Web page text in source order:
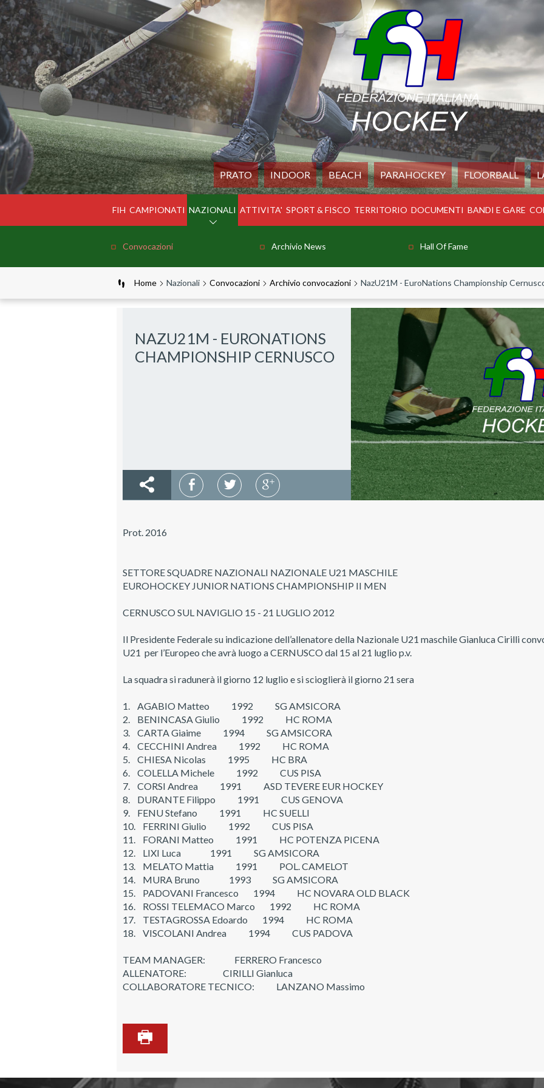
PRATO INDOOR BEACH PARAHOCKEY FLOORBALL
FIH CAMPIONATI NAZIONALI ATTIVITA' SPORT & FISCO TERRITORIO DOCUMENTI BANDI E GARE
Convocazioni Archivio News Hall Of Fame
Home Nazionali Convocazioni Archivio convocazioni NazU21M - EuroNations Championship
NAZU21M - EURONATIONS
CHAMPIONSHIP CERNUSCO
Prot. 2016
SETTORE SQUADRE NAZIONALI NAZIONALE U21 MASCHILE
EUROHOCKEY JUNIOR NATIONS CHAMPIONSHIP II MEN
CERNUSCO SUL NAVIGLIO 15 - 21 LUGLIO 2012
Il Presidente Federale su indicazione dell’allenatore della Nazionale U21 maschile Gianluca Cirilli
U21 per l’Europeo che avrà luogo a CERNUSCO dal 15 al 21 luglio p.v.
La squadra si radunerà il giorno 12 luglio e si scioglierà il giorno 21 sera
1. AGABIO Matteo 1992 SG AMSICORA
2. BENINCASA Giulio 1992 HC ROMA
3. CARTA Giaime 1994 SG AMSICORA
4. CECCHINI Andrea 1992 HC ROMA
5. CHIESA Nicolas 1995 HC BRA
6. COLELLA Michele 1992 CUS PISA
7. CORSI Andrea 1991 ASD TEVERE EUR HOCKEY
8. DURANTE Filippo 1991 CUS GENOVA
9. FENU Stefano 1991 HC SUELLI
10. FERRINI Giulio 1992 CUS PISA
11. FORANI Matteo 1991 HC POTENZA PICENA
12. LIXI Luca 1991 SG AMSICORA
13. MELATO Mattia 1991 POL. CAMELOT
14. MURA Bruno 1993 SG AMSICORA
15. PADOVANI Francesco 1994 HC NOVARA OLD BLACK
16. ROSSI TELEMACO Marco 1992 HC ROMA
17. TESTAGROSSA Edoardo 1994 HC ROMA
18. VISCOLANI Andrea 1994 CUS PADOVA
TEAM MANAGER: FERRERO Francesco
ALLENATORE: CIRILLI Gianluca
COLLABORATORE TECNICO: LANZANO Massimo